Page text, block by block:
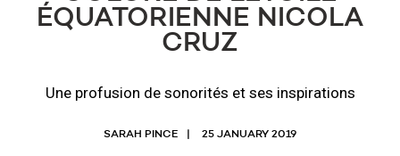
ÉQUATORIENNE NICOLA
CRUZ
Une profusion de sonorités et ses inspirations
SARAH PINCE 25 JANUARY 2019